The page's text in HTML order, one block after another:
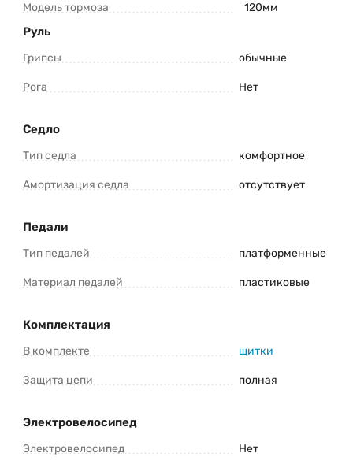
Модель тормоза 120мм
Руль
Грипсы обычные
Рога Нет
Седло
Тип седла комфортное
Амортизация седла отсутствует
Педали
Тип педалей платформенные
Материал педалей пластиковые
Комплектация
В комплекте щитки
Защита цепи полная
Электровелосипед
Электровелосипед Нет